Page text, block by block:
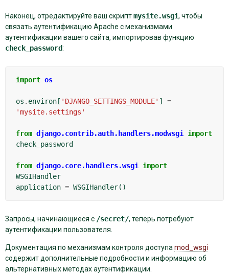
Наконец, отредактируйте ваш скриптmysite.wsgi, чтобы
связать аутентификацию Apache с механизмами
аутентификации вашего сайта, импортировав функцию
check_password:
import os
os . environ [ 'DJANGO_SETTINGS_MODULE' ]
=
'mysite.settings'
from django.contrib.auth.handlers.modwsgi
import
check_password
from django.core.handlers.wsgi
import
WSGIHandler
application = WSGIHandler()
Запросы, начинающиеся с /secret/, теперь потребуют
аутентификации пользователя.
Документация по механизмам контроля доступа mod_wsgi
содержит дополнительные подробности и информацию об
альтернативных методах аутентификации.